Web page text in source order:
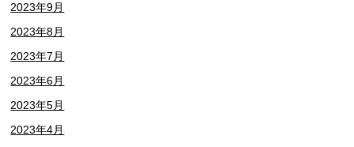
2023年9月
2023年8月
2023年7月
2023年6月
2023年5月
2023年4月